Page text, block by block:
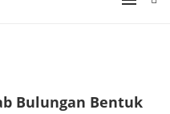
Bulungan Bentuk